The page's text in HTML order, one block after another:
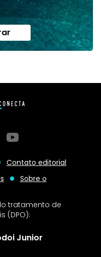
GitHub
Contato editorial
Sobre o
tratamento de
(DPO):
Junior